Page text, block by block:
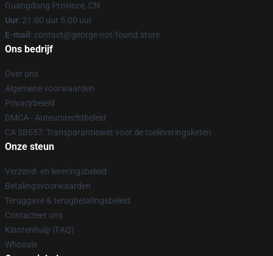
Guangdong Province, CN
Uur: 21.00 uur 5.00 uur
E-mail : contact@george-not-found.store
Ons bedrijf
Over ons
Algemene voorwaarden
Privacybeleid
DMCA - Auteursrechtbeleid
CA SB657: Transparantiewet voor de toeleveringsketen
Onze steun
Verzend- en leveringsbeleid
Betalingsvoorwaarden
Teruggave & terugbetalingsbeleid
Contacteer ons
Klantenhulp (FAQ)
Whosale